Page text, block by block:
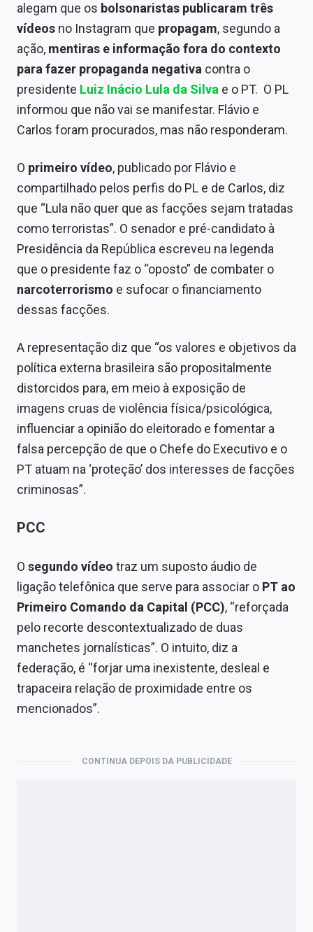
Sobre
Expediente
Contato
alegam que os bolsonaristas publicaram três
vídeos no Instagram que propagam, segundo a
ação, mentiras e informação fora do contexto
para fazer propaganda negativa contra o
presidente Luiz Inácio Lula da Silva e o PT. O PL
informou que não vai se manifestar. Flávio e
Carlos foram procurados, mas não responderam.
O primeiro vídeo, publicado por Flávio e
compartilhado pelos perfis do PL e de Carlos, diz
que “Lula não quer que as facções sejam tratadas
como terroristas”. O senador e pré-candidato à
Presidência da República escreveu na legenda
que o presidente faz o “oposto” de combater o
narcoterrorismo e sufocar o financiamento
dessas facções.
A representação diz que “os valores e objetivos da
política externa brasileira são propositalmente
distorcidos para, em meio à exposição de
imagens cruas de violência física/psicológica,
influenciar a opinião do eleitorado e fomentar a
falsa percepção de que o Chefe do Executivo e o
PT atuam na ‘proteção’ dos interesses de facções
criminosas”.
PCC
O segundo vídeo traz um suposto áudio de
ligação telefônica que serve para associar o PT ao
Primeiro Comando da Capital (PCC), “reforçada
pelo recorte descontextualizado de duas
manchetes jornalísticas”. O intuito, diz a
federação, é “forjar uma inexistente, desleal e
trapaceira relação de proximidade entre os
mencionados”.
CONTINUA DEPOIS DA PUBLICIDADE